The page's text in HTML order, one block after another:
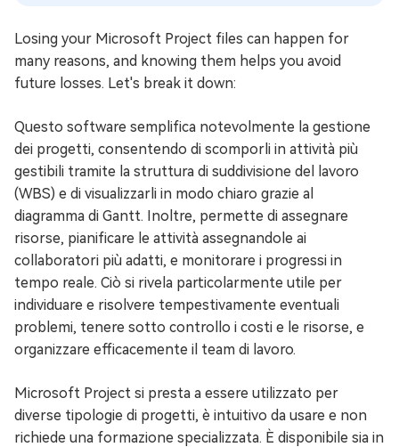
Losing your Microsoft Project files can happen for
many reasons, and knowing them helps you avoid
future losses. Let's break it down:
Questo software semplifica notevolmente la gestione
dei progetti, consentendo di scomporli in attività più
gestibili tramite la struttura di suddivisione del lavoro
(WBS) e di visualizzarli in modo chiaro grazie al
diagramma di Gantt. Inoltre, permette di assegnare
risorse, pianificare le attività assegnandole ai
collaboratori più adatti, e monitorare i progressi in
tempo reale. Ciò si rivela particolarmente utile per
individuare e risolvere tempestivamente eventuali
problemi, tenere sotto controllo i costi e le risorse, e
organizzare efficacemente il team di lavoro.
Microsoft Project si presta a essere utilizzato per
diverse tipologie di progetti, è intuitivo da usare e non
richiede una formazione specializzata. È disponibile sia in